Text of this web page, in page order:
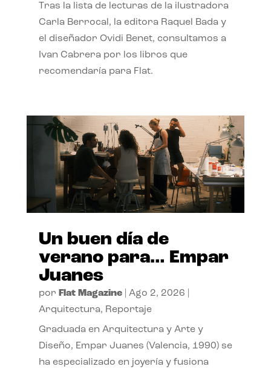
Tras la lista de lecturas de la ilustradora
Carla Berrocal, la editora Raquel Bada y
el diseñador Ovidi Benet, consultamos a
Ivan Cabrera por los libros que
recomendaría para Flat.
Un buen día de
verano para… Empar
Juanes
por Flat Magazine| Ago 2, 2026
Arquitectura, Reportaje
Graduada en Arquitectura y Arte y
Diseño, Empar Juanes (Valencia, 1990) se
ha especializado en joyería y fusiona